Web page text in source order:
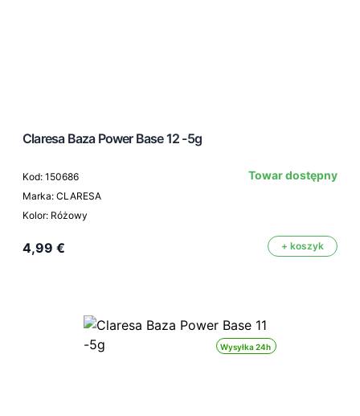
Claresa Baza Power Base 12 -5g
Kod: 150686
Marka: CLARESA
Kolor: Różowy
Towar dostępny
4,99 € + koszyk
Wysyłka 24h